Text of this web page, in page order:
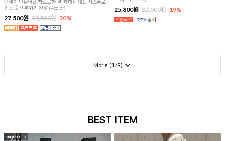
텐셀이 만들어낸 차르르한 결, 과하지 않은 시스루로
입는 순간 분위기 완성 (4color)
27,500원 39,500원 30%
25,800원 32,000원 19%
More (1 /9)
BEST ITEM